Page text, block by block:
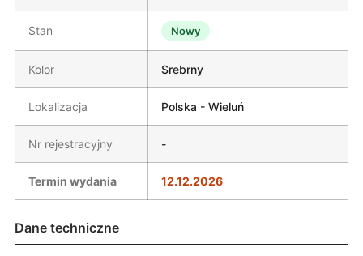
Stan Nowy
Kolor Srebrny
Lokalizacja Polska - Wieluń
Nr rejestracyjny -
Termin wydania 12.12.2026
Dane techniczne